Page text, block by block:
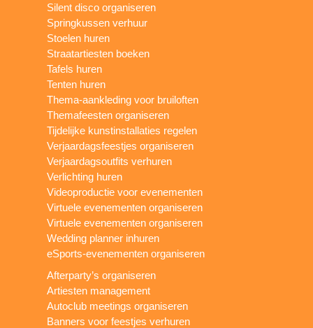
Silent disco organiseren
Springkussen verhuur
Stoelen huren
Straatartiesten boeken
Tafels huren
Tenten huren
Thema-aankleding voor bruiloften
Themafeesten organiseren
Tijdelijke kunstinstallaties regelen
Verjaardagsfeestjes organiseren
Verjaardagsoutfits verhuren
Verlichting huren
Videoproductie voor evenementen
Virtuele evenementen organiseren
Virtuele evenementen organiseren
Wedding planner inhuren
eSports-evenementen organiseren
Afterparty’s organiseren
Artiesten management
Autoclub meetings organiseren
Banners voor feestjes verhuren